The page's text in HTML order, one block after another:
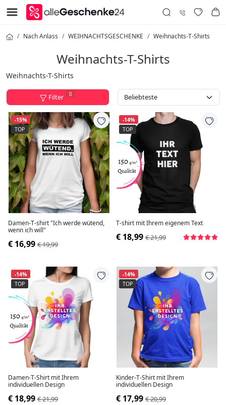
Nach Anlass WEIHNACHTSGESCHENKE Weihnachts-T-Shirts
Weihnachts-T-Shirts
Weihnachts-T-Shirts
Filter 0
-15%
TOP
Damen-T-shirt "Ich werde wütend,
wenn ich will"
€ 16,99 € 19,99
-14%
TOP
T-shirt mit Ihrem eigenem Text
€ 18,99 € 21,99
-14%
TOP
Damen-T-Shirt mit Ihrem
individuellen Design
€ 18,99 € 21,99
-14%
TOP
Kinder-T-Shirt mit Ihrem
individuellen Design
€ 17,99 € 20,99